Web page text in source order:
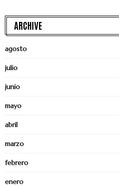
ARCHIVE
agosto
julio
junio
mayo
abril
marzo
febrero
enero